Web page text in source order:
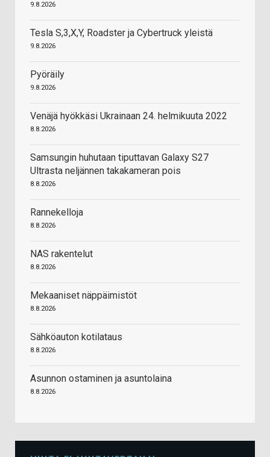
9.8.2026
Tesla S,3,X,Y, Roadster ja Cybertruck yleistä
9.8.2026
Pyöräily
9.8.2026
Venäjä hyökkäsi Ukrainaan 24. helmikuuta 2022
8.8.2026
Samsungin huhutaan tiputtavan Galaxy S27
Ultrasta neljännen takakameran pois
8.8.2026
Rannekelloja
8.8.2026
NAS rakentelut
8.8.2026
Mekaaniset näppäimistöt
8.8.2026
Sähköauton kotilataus
8.8.2026
Asunnon ostaminen ja asuntolaina
8.8.2026